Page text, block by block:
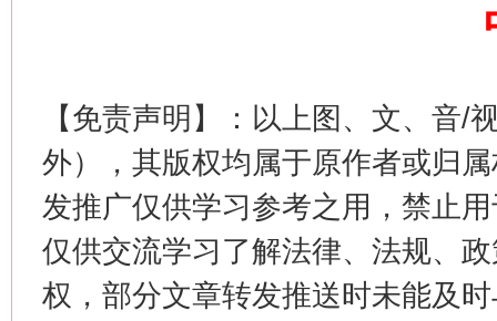
【免责声明】：以上图、文、音/
外），其版权均属于原作者或归
发推广仅供学习参考之用，禁止
仅供交流学习了解法律、法规、
权，部分文章转发推送时未能及